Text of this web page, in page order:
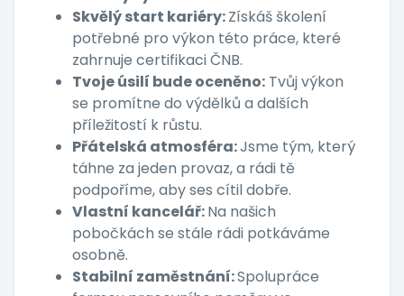
Skvělý start kariéry:Získáš školení
potřebné pro výkon této práce, které
zahrnuje certifikaci ČNB.
Tvoje úsilí bude oceněno: Tvůj výkon
se promítne do výdělků a dalších
příležitostí k růstu.
Přátelská atmosféra:Jsme tým, který
táhne za jeden provaz, a rádi tě
podpoříme, aby ses cítil dobře.
Vlastní kancelář:Na našich
pobočkách se stále rádi potkáváme
osobně.
Stabilní zaměstnání:Spolupráce